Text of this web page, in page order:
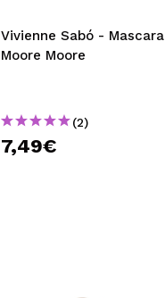
Vivienne Sabó - Mascara
Moore Moore
(2)
7,49€